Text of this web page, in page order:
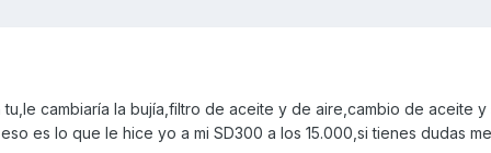
cambiaría la bujía,filtro de aceite y de aire,cambio de aceite y
es lo que le hice yo a mi SD300 a los 15.000,si tienes dudas